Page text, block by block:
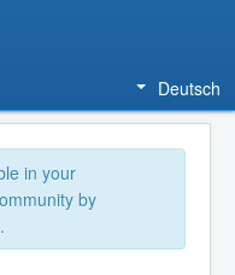
Deutsch
in your
by